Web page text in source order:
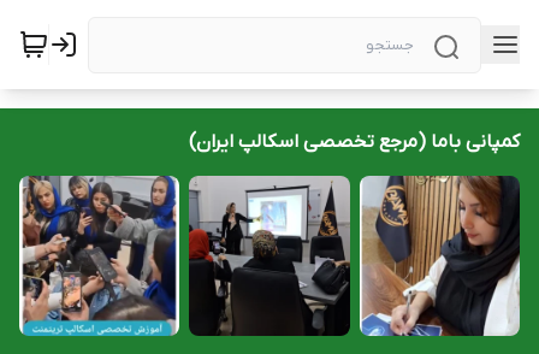
کمپانی باما (مرجع تخصصی اسکالپ ایران)